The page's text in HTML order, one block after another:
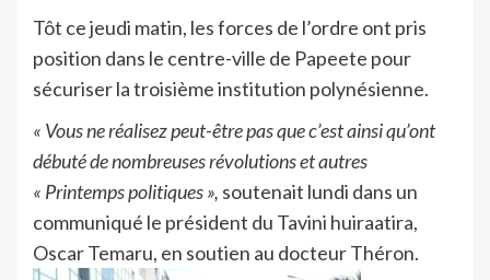
Tôt ce jeudi matin, les forces de l’ordre ont pris
position dans le centre-ville de Papeete pour
sécuriser la troisième institution polynésienne.
« Vous ne réalisez peut-être pas que c’est ainsi qu’ont
débuté de nombreuses révolutions et autres
« Printemps politiques », soutenait lundi dans un
communiqué le président du Tavini huiraatira,
Oscar Temaru, en soutien au docteur Théron.